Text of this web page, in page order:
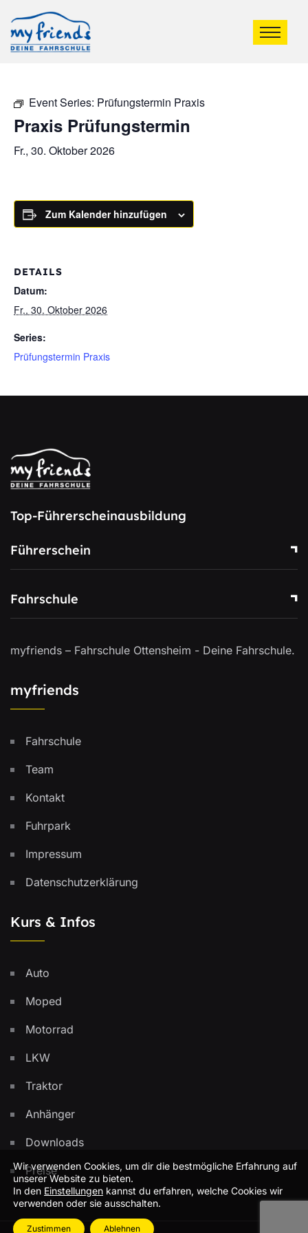
Event Series: Prüfungstermin Praxis
Praxis Prüfungstermin
Fr., 30. Oktober 2026
Zum Kalender hinzufügen
DETAILS
Datum:
Fr., 30. Oktober 2026
Series:
Prüfungstermin Praxis
Top-Führerscheinausbildung
Führerschein
Fahrschule
myfriends – Fahrschule Ottensheim - Deine Fahrschule.
myfriends
Fahrschule
Team
Kontakt
Fuhrpark
Impressum
Datenschutzerklärung
Kurs & Infos
Auto
Moped
Motorrad
LKW
Traktor
Anhänger
Downloads
Preise
Wir verwenden Cookies, um dir die bestmögliche Erfahrung auf
unserer Website zu bieten.
In den Einstellungen kannst du erfahren, welche Cookies wir
verwenden oder sie ausschalten.
Zustimmen Ablehnen